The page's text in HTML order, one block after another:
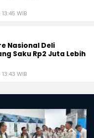
WIB
Nasional Deli
Saku Rp2 Juta Lebih
WIB